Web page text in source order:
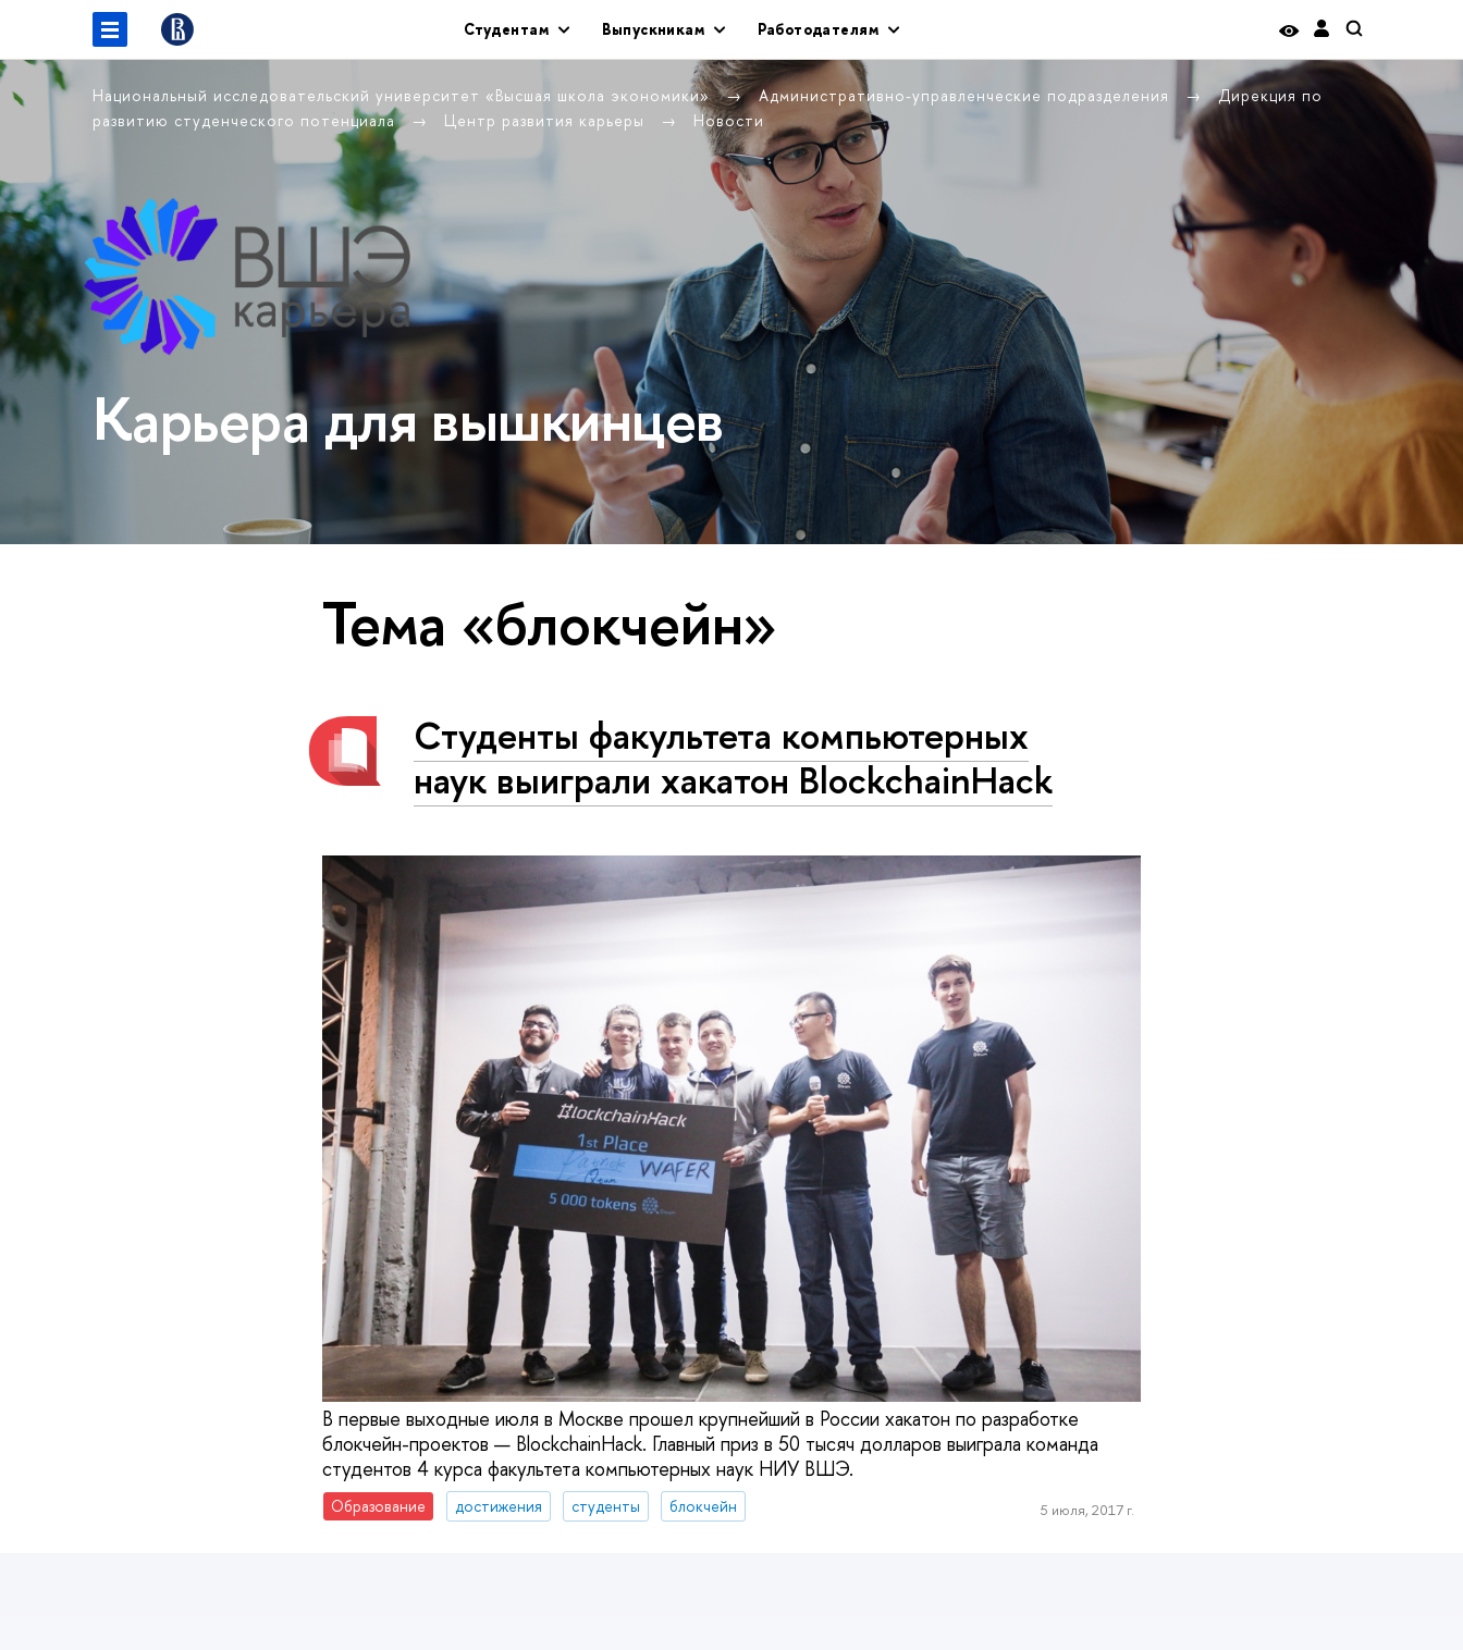
Студентам Выпускникам Работодателям
Национальный исследовательский университет «Высшая школа экономики» Административно-управленческие подразделения
Дирекция по
развитию студенческого потенциала
Центр развития карьеры Новости
Карьера для вышкинцев
Тема «блокчейн»
Студенты факультета компьютерных
наук выиграли хакатон BlockchainHack
В первые выходные июля в Москве прошел крупнейший в России хакатон по разработке
блокчейн-проектов — BlockchainHack. Главный приз в 50 тысяч долларов выиграла команда
студентов 4 курса факультета компьютерных наук НИУ ВШЭ.
Образование достижения студенты блокчейн 5 июля, 2017 г.